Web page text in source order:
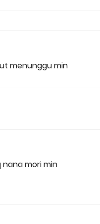
menunggu min
nana mori min